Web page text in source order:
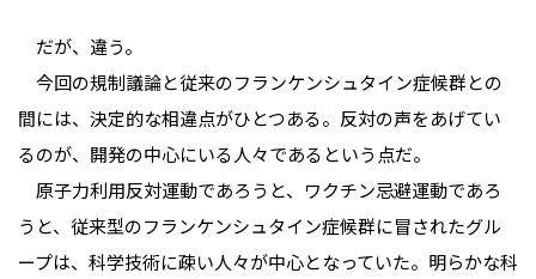
だが、違う。
今回の規制議論と従来のフランケンシュタイン症候群との
間には、決定的な相違点がひとつある。反対の声をあげてい
るのが、開発の中心にいる人々であるという点だ。
原子力利用反対運動であろうと、ワクチン忌避運動であろ
うと、従来型のフランケンシュタイン症候群に冒されたグル
ープは、科学技術に疎い人々が中心となっていた。明らかな科